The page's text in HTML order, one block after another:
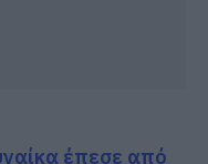
έπεσε από